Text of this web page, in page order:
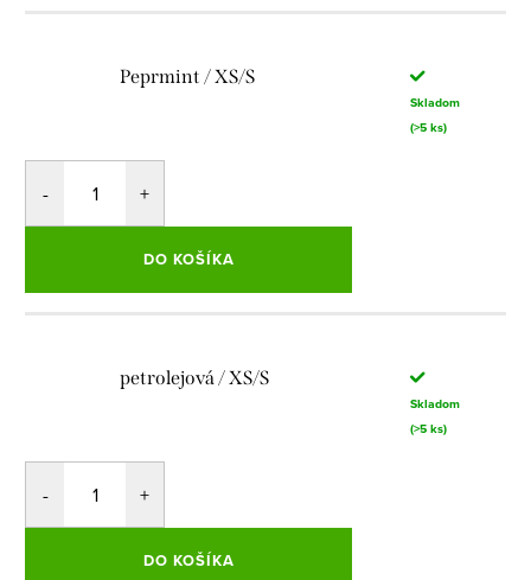
Peprmint / XS/S
Skladom
(>5 ks)
DO KOŠÍKA
petrolejová / XS/S
Skladom
(>5 ks)
DO KOŠÍKA